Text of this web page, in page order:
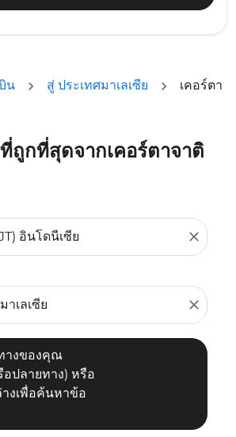
น สู่ ประเทศมาเลเซีย
เคอร์ตา
ถูกที่สุดจากเคอร์ตาจาติ
close
close
างของคุณ
ปลายทาง) หรือ
งเพื่อค้นหาข้อ
งของคุณ (ต้นทางและ/หรือปลายทาง) หรื